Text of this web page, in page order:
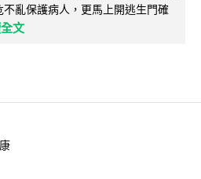
亂保護病人，更馬上開逃生門確
文